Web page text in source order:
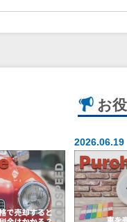
お
2026.06.19